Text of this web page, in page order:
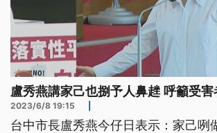
盧秀燕講家己也捌予人鼻趖 呼籲受
2023/6/8 19:15
台中市長盧秀燕今仔日表示：家己咧